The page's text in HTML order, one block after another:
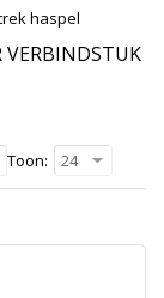
haspel
VERBINDSTUK
Toon: 24